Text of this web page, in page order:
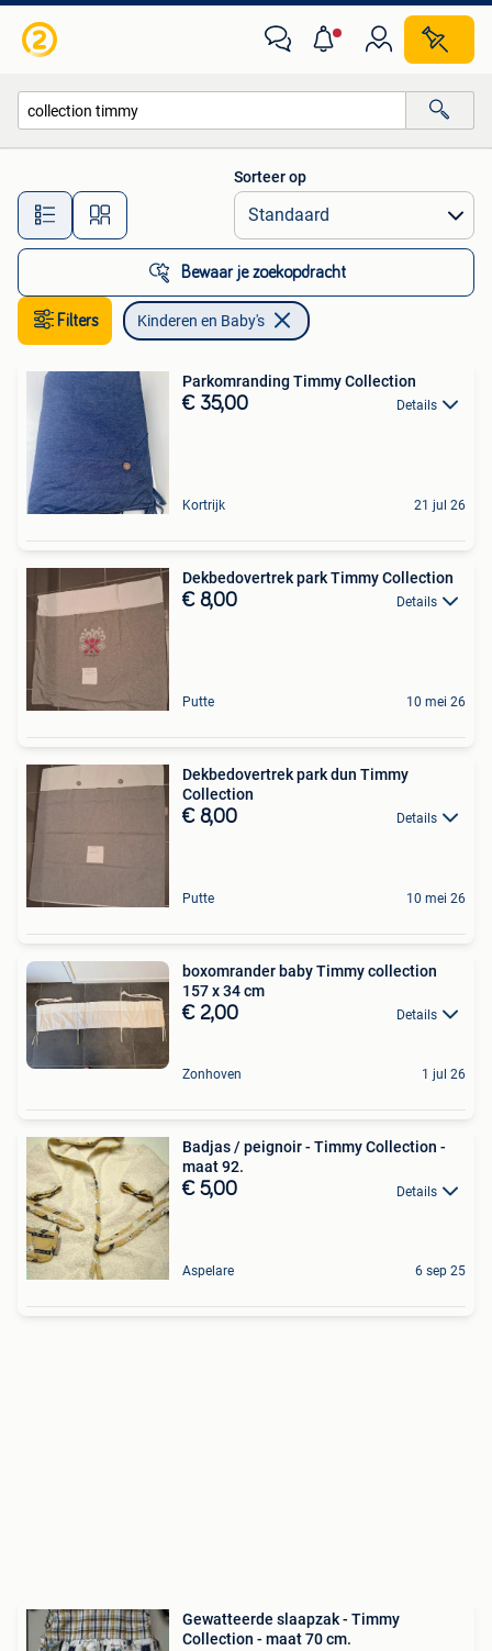
Alle afstanden…
Sorteer op
Bewaar je zoekopdracht
Filters Kinderen en Baby's
Parkomranding Timmy Collection
€ 35,00 Details
Kortrijk 21 jul 26
Dekbedovertrek park Timmy Collection
€ 8,00 Details
Putte 10 mei 26
Dekbedovertrek park dun Timmy
Collection
€ 8,00 Details
Putte 10 mei 26
boxomrander baby Timmy collection
157 x 34 cm
€ 2,00 Details
Zonhoven 1 jul 26
Badjas / peignoir - Timmy Collection -
maat 92.
€ 5,00 Details
Aspelare 6 sep 25
Gewatteerde slaapzak - Timmy
Collection - maat 70 cm.